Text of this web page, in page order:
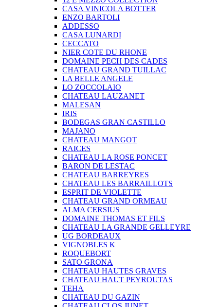
CASA VINICOLA BOTTER
ENZO BARTOLI
ADDESSO
CASA LUNARDI
CECCATO
NIER COTE DU RHONE
DOMAINE PECH DES CADES
CHATEAU GRAND TUILLAC
LA BELLE ANGELE
LO ZOCCOLAIO
CHATEAU LAUZANET
MALESAN
IRIS
BODEGAS GRAN CASTILLO
MAJANO
CHATEAU MANGOT
RAICES
CHATEAU LA ROSE PONCET
BARON DE LESTAC
CHATEAU BARREYRES
CHATEAU LES BARRAILLOTS
ESPRIT DE VIOLETTE
CHATEAU GRAND ORMEAU
ALMA CERSIUS
DOMAINE THOMAS ET FILS
CHATEAU LA GRANDE GELLEYRE
UG BORDEAUX
VIGNOBLES K
ROQUEBORT
SATO GRONA
CHATEAU HAUTES GRAVES
CHATEAU HAUT PEYROUTAS
TEHA
CHATEAU DU GAZIN